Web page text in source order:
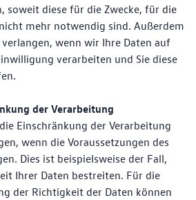
soweit diese für die Zwecke, für die
mehr notwendig sind. Außerdem
wenn wir Ihre Daten auf
verarbeiten und Sie diese
der Verarbeitung
Einschränkung der Verarbeitung
wenn die Voraussetzungen des
Dies ist beispielsweise der Fall,
Ihrer Daten bestreiten. Für die
der Richtigkeit der Daten können